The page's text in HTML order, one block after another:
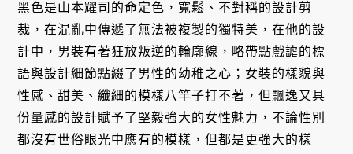
黑色是山本耀司的命定色，寬鬆、不對稱的設計剪
裁，在混亂中傳遞了無法被複製的獨特美，在他的設
計中，男裝有著狂放叛逆的輪廓線，略帶點戲謔的標
語與設計細節點綴了男性的幼稚之心；女裝的樣貌與
性感、甜美、纖細的模樣八竿子打不著，但飄逸又具
份量感的設計賦予了堅毅強大的女性魅力，不論性別
都沒有世俗眼光中應有的模樣，但都是更強大的樣